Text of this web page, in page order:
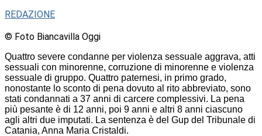
REDAZIONE
© Foto Biancavilla Oggi
Quattro severe condanne per violenza sessuale aggrava, atti
sessuali con minorenne, corruzione di minorenne e violenza
sessuale di gruppo. Quattro paternesi, in primo grado,
nonostante lo sconto di pena dovuto al rito abbreviato, sono
stati condannati a 37 anni di carcere complessivi. La pena
più pesante è di 12 anni, poi 9 anni e altri 8 anni ciascuno
agli altri due imputati. La sentenza è del Gup del Tribunale di
Catania, Anna Maria Cristaldi.